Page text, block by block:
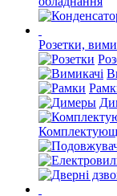
Розетки,